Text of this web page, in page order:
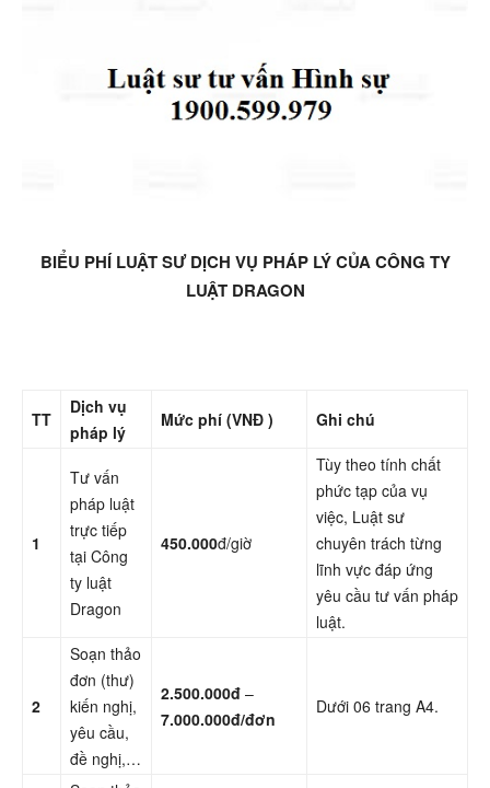
BIỂU PHÍ LUẬT SƯ DỊCH VỤ PHÁP LÝ CỦA CÔNG TY
LUẬT DRAGON
TT
Dịch vụ
pháp lý
Mức phí (VNĐ ) Ghi chú
1
Tư vấn
pháp luật
trực tiếp
tại Công
ty luật
Dragon
450.000đ/giờ
Tùy theo tính chất
phức tạp của vụ
việc, Luật sư
chuyên trách từng
lĩnh vực đáp ứng
yêu cầu tư vấn pháp
luật.
2
Soạn thảo
đơn (thư)
kiến nghị,
yêu cầu,
đề nghị,…
2.500.000đ –
7.000.000đ/đơn
Dưới 06 trang A4.